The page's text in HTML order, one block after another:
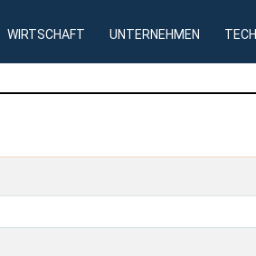
WIRTSCHAFT UNTERNEHMEN